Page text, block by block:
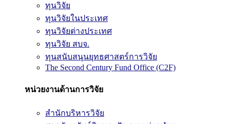
ทุนวิจัย
ทุนวิจัยในประเทศ
ทุนวิจัยต่างประเทศ
ทุนวิจัย สบจ.
ทุนสนับสนุนยุทธศาสตร์การวิจัย
The Second Century Fund Office (C2F)
หน่วยงานด้านการวิจัย
สำนักบริหารวิจัย